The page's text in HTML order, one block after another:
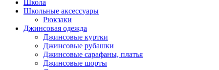
Школа
Школьные аксессуары
Рюкзаки
Джинсовая одежда
Джинсовые куртки
Джинсовые рубашки
Джинсовые сарафаны, платья
Джинсовые шорты